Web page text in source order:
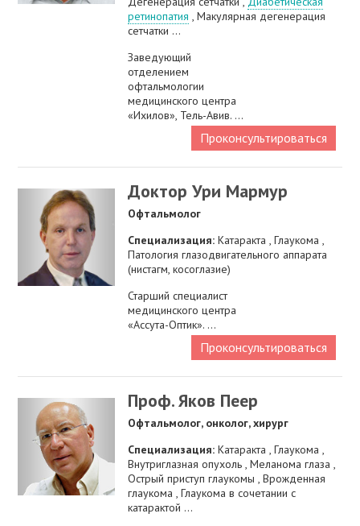
ретинопатия , Макулярная дегенерация
сетчатки ...
Заведующий
отделением
офтальмологии
медицинского центра
«Ихилов», Тель-Авив. ...
Проконсультироваться
Доктор Ури Мармур
Офтальмолог
Специализация:Катаракта , Глаукома ,
Патология глазодвигательного аппарата
(нистагм, косоглазие)
Старший специалист
медицинского центра
«Ассута-Оптик». ...
Проконсультироваться
Проф. Яков Пеер
Офтальмолог, онколог, хирург
Специализация:Катаракта , Глаукома ,
Внутриглазная опухоль , Меланома глаза ,
Острый приступ глаукомы , Врожденная
глаукома , Глаукома в сочетании с
катарактой ...